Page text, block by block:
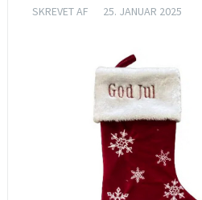
SKREVET AF 25. JANUAR 2025